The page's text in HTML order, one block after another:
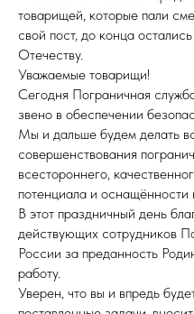
товарищей, которые пали
свой пост, до конца
Отечеству.
Уважаемые товарищи!
Сегодня Пограничная
звено в обеспечении
Мы и дальше будем делать
совершенствования
всестороннего,
потенциала и
В этот праздничный день
действующих сотрудников
России за преданность
работу.
Уверен, что вы и впредь